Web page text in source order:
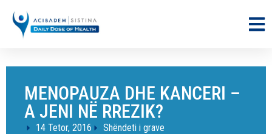
MENOPAUZA DHE KANCERI –
A JENI NË RREZIK?
14 Tetor, 2016 Shëndeti i grave